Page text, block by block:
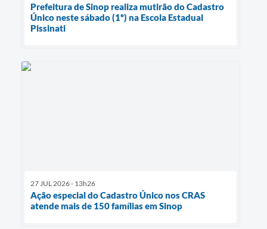
Prefeitura de Sinop realiza mutirão do Cadastro
Único neste sábado (1º) na Escola Estadual
Pissinati
27 JUL 2026 - 13h26
Ação especial do Cadastro Único nos CRAS
atende mais de 150 famílias em Sinop